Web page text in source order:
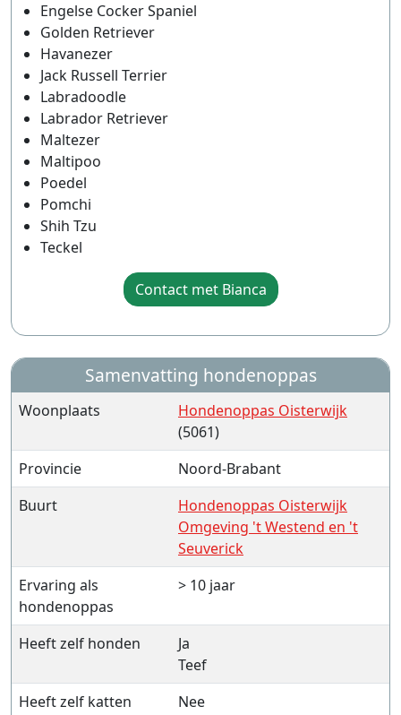
Engelse Cocker Spaniel
Golden Retriever
Havanezer
Jack Russell Terrier
Labradoodle
Labrador Retriever
Maltezer
Maltipoo
Poedel
Pomchi
Shih Tzu
Teckel
Contact met Bianca
Samenvatting hondenoppas
Woonplaats
Hondenoppas Oisterwijk
(5061)
Provincie
Noord-Brabant
Buurt
Hondenoppas Oisterwijk
Omgeving 't Westend en 't
Seuverick
Ervaring als
hondenoppas
> 10 jaar
Heeft zelf honden
Ja
Teef
Heeft zelf katten
Nee